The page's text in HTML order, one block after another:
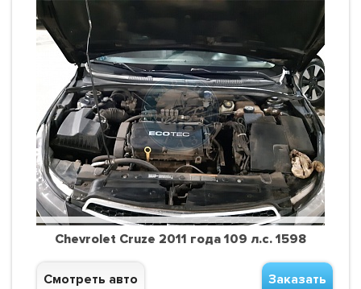
Chevrolet Cruze 2011 года 109 л.с. 1598
Смотреть авто Заказать